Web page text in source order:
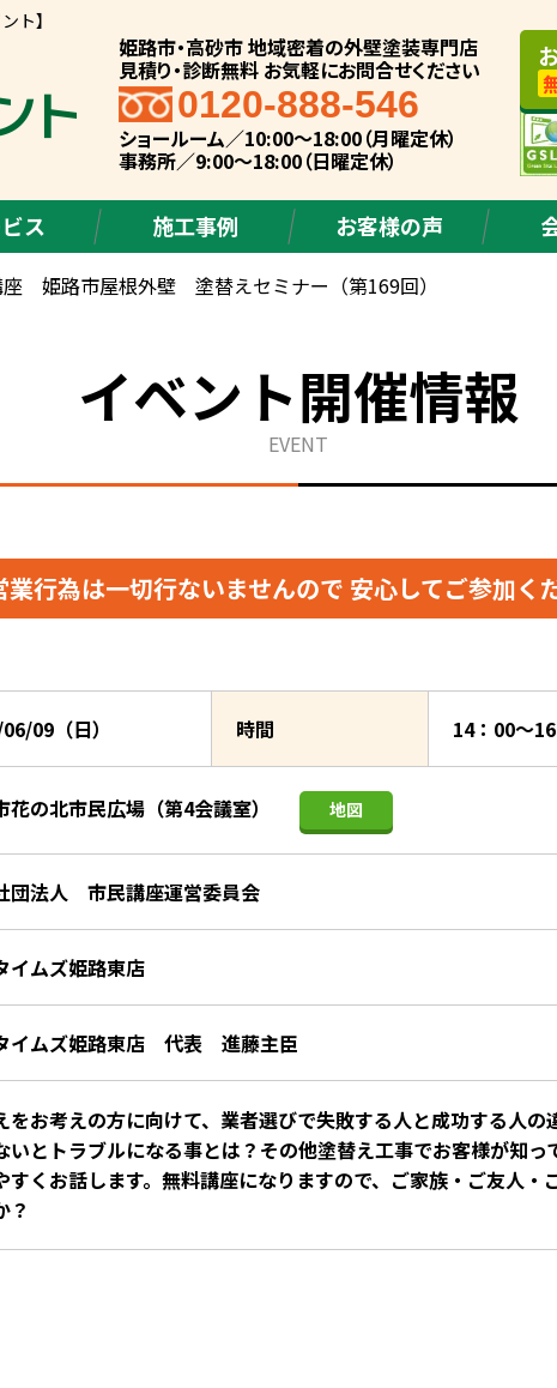
ト】
姫路市・高砂市 地域密着の外壁塗装専門店
見積り・診断無料 お気軽にお問合せください
0120-888-546
ショールーム／10:00～18:00（月曜定休）
事務所／9:00～18:00（日曜定休）
ス 施工事例 お客様の声
座 姫路市屋根外壁 塗替えセミナー（第169回）
イベント開催情報
EVENT
行為は一切行ないませんので 安心してご参加く
09（日） 時間 14：00～
花の北市民広場（第4会議室） 地図
団法人 市民講座運営委員会
イムズ姫路東店
イムズ姫路東店 代表 進藤主臣
をお考えの方に向けて、業者選びで失敗する人と成功する人
いとトラブルになる事とは？その他塗替え工事でお客様が知
すくお話します。無料講座になりますので、ご家族・ご友人・
？